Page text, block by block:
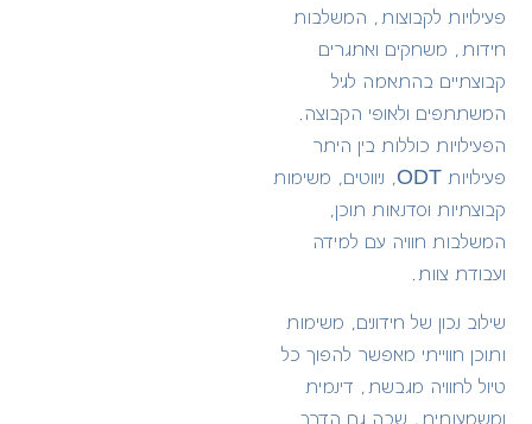
פעילויות לקבוצות, המשלבות
חידות, משחקים ואתגרים
קבוצתיים בהתאמה לגיל
המשתתפים ולאופי הקבוצה.
הפעילויות כוללות בין היתר
פעילויות ODT,
ניווטים, משימות
קבוצתיות וסדנאות תוכן,
המשלבות חוויה עם למידה
ועבודת צוות.
שילוב נכון של חידונים, משימות
ותוכן חווייתי מאפשר להפוך כל
טיול לחוויה מגבשת, דינמית
ומשמעותית, שבה גם הדרך